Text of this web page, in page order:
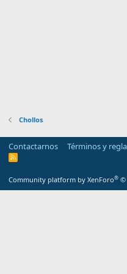
Chollos
Contactarnos Términos y
R
Community platform by XenForo® ©